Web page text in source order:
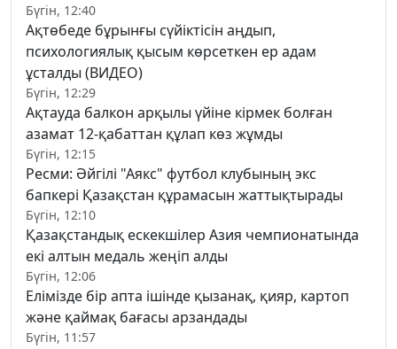
Бүгін, 12:40
Ақтөбеде бұрынғы сүйіктісін аңдып,
психологиялық қысым көрсеткен ер адам
ұсталды (ВИДЕО)
Бүгін, 12:29
Ақтауда балкон арқылы үйіне кірмек болған
азамат 12-қабаттан құлап көз жұмды
Бүгін, 12:15
Ресми: Әйгілі "Аякс" футбол клубының экс
бапкері Қазақстан құрамасын жаттықтырады
Бүгін, 12:10
Қазақстандық ескекшілер Азия чемпионатында
екі алтын медаль жеңіп алды
Бүгін, 12:06
Елімізде бір апта ішінде қызанақ, қияр, картоп
және қаймақ бағасы арзандады
Бүгін, 11:57